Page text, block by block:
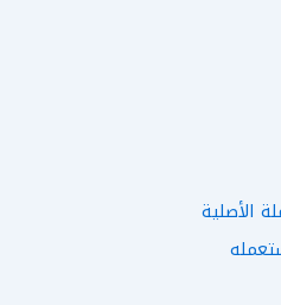
الأصلية